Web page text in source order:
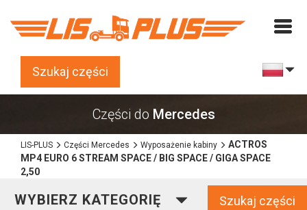
Szukaj części
Części do Mercedes
LIS-PLUS Części Mercedes Wyposażenie kabiny
ACTROS
MP4 EURO 6 STREAM SPACE / BIG SPACE / GIGA SPACE
2,50
WYBIERZ KATEGORIĘ Szukaj części